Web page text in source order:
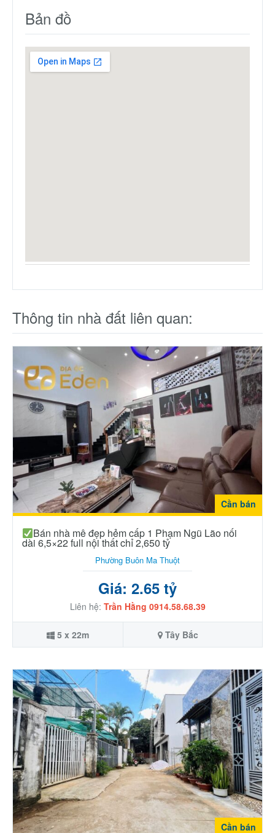
Bản đồ
Thông tin nhà đất liên quan:
Cần bán
Bán nhà mê đẹp hẻm cấp 1 Phạm Ngũ Lão nối
dài 6,5×22 full nội thất chỉ 2,650 tỷ
Phường Buôn Ma Thuột
Giá: 2.65 tỷ
Liên hệ: Trần Hằng 0914.58.68.39
5 x 22m Tây Bắc
Cần bán